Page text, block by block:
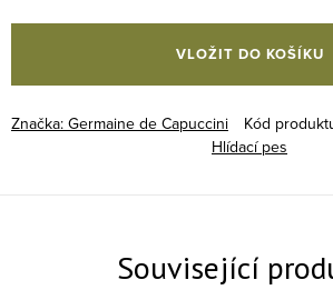
VLOŽIT DO KOŠÍKU
Značka: Germaine de Capuccini Kód
Hlídací pes
Související